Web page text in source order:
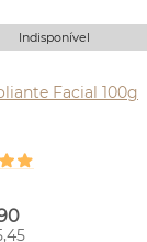
Indisponível
Facial 100g